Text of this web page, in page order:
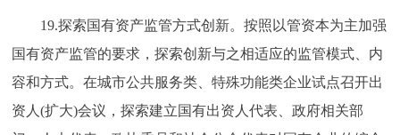
19.探索国有资产监管方式创新。按照以管资本为主加强
国有资产监管的要求，探索创新与之相适应的监管模式、内
容和方式。在城市公共服务类、特殊功能类企业试点召开出
资人(扩大)会议，探索建立国有出资人代表、政府相关部